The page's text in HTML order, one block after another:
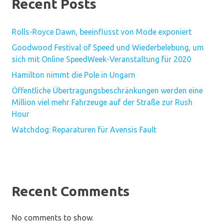
Recent Posts
Rolls-Royce Dawn, beeinflusst von Mode exponiert
Goodwood Festival of Speed ​​und Wiederbelebung, um
sich mit Online SpeedWeek-Veranstaltung für 2020
Hamilton nimmt die Pole in Ungarn
Öffentliche Übertragungsbeschränkungen werden eine
Million viel mehr Fahrzeuge auf der Straße zur Rush
Hour
Watchdog: Reparaturen für Avensis Fault
Recent Comments
No comments to show.